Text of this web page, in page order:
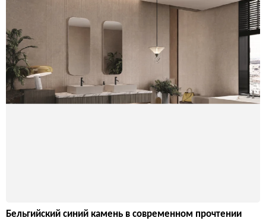
Бельгийский синий камень в современном прочтении